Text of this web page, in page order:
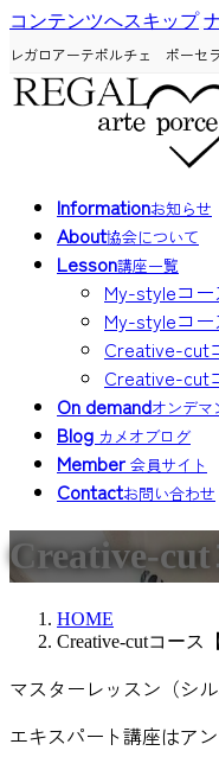
コンテンツへスキップ
レガロアーテポルチェ ポーセ
Informationお知らせ
About協会について
Lesson講座一覧
My-styleコー
My-styleコー
Creative-cut
Creative-cut
On demandオンデマ
Blog カメオブログ
Member 会員サイト
Contactお問い合わせ
Creative-
HOME
Creative-cutコース
マスターレッスン（シ
エキスパート講座はア